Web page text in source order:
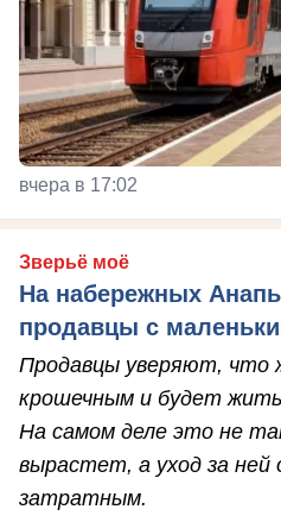
вчера в 17:02
Зверьё моё
На набережных
продавцы с
Продавцы уверяют, что
крошечным и будет жить
На самом деле это не
вырастет, а уход за
затратным.